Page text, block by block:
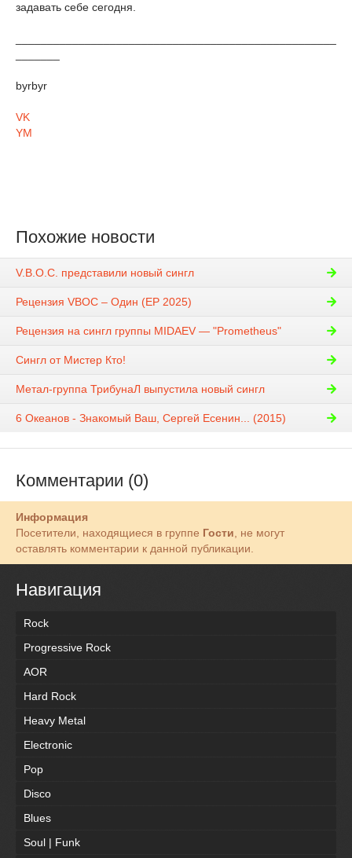
задавать себе сегодня.
byrbyr
VK
YM
Похожие новости
V.B.O.C. представили новый сингл
Рецензия VBOC – Один (EP 2025)
Рецензия на сингл группы MIDAEV — "Prometheus"
Сингл от Мистер Кто!
Метал-группа ТрибунаЛ выпустила новый сингл
6 Океанов - Знакомый Ваш, Сергей Есенин... (2015)
Комментарии (0)
Информация
Посетители, находящиеся в группе Гости, не могут
оставлять комментарии к данной публикации.
Навигация
Rock
Progressive Rock
AOR
Hard Rock
Heavy Metal
Electronic
Pop
Disco
Blues
Soul | Funk